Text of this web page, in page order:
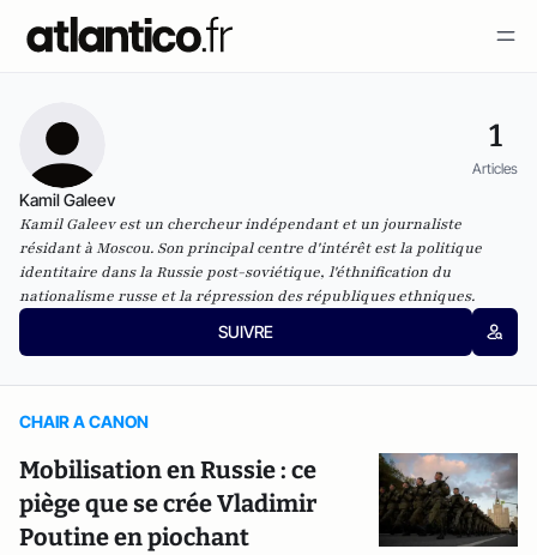
1
Articles
Kamil Galeev
Kamil Galeev est un chercheur indépendant et un journaliste
résidant à Moscou. Son principal centre d'intérêt est la politique
identitaire dans la Russie post-soviétique, l'éthnification du
nationalisme russe et la répression des républiques ethniques.
SUIVRE
CHAIR A CANON
Mobilisation en Russie : ce
piège que se crée Vladimir
Poutine en piochant